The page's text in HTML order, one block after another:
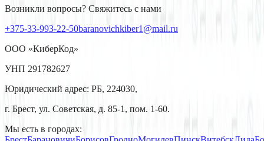
Возникли вопросы? Свяжитесь с нами
+375-33-993-22-50baranovichkiber1@mail.ru
ООО «КиберКод»
УНП 291782627
Юридический адрес: РБ, 224030,
г. Брест, ул. Советская, д. 85-1, пом. 1-60.
Мы есть в городах: